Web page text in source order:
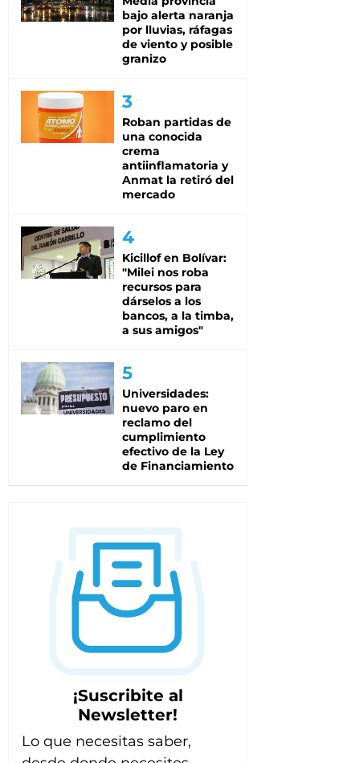
bajo alerta naranja
por lluvias, ráfagas
de viento y posible
granizo
Roban partidas de
una conocida
crema
antiinflamatoria y
Anmat la retiró del
mercado
Kicillof en Bolívar:
"Milei nos roba
recursos para
dárselos a los
bancos, a la timba,
a sus amigos"
Universidades:
nuevo paro en
reclamo del
cumplimiento
efectivo de la Ley
de Financiamiento
¡Suscribite al
Newsletter!
Lo que necesitas saber,